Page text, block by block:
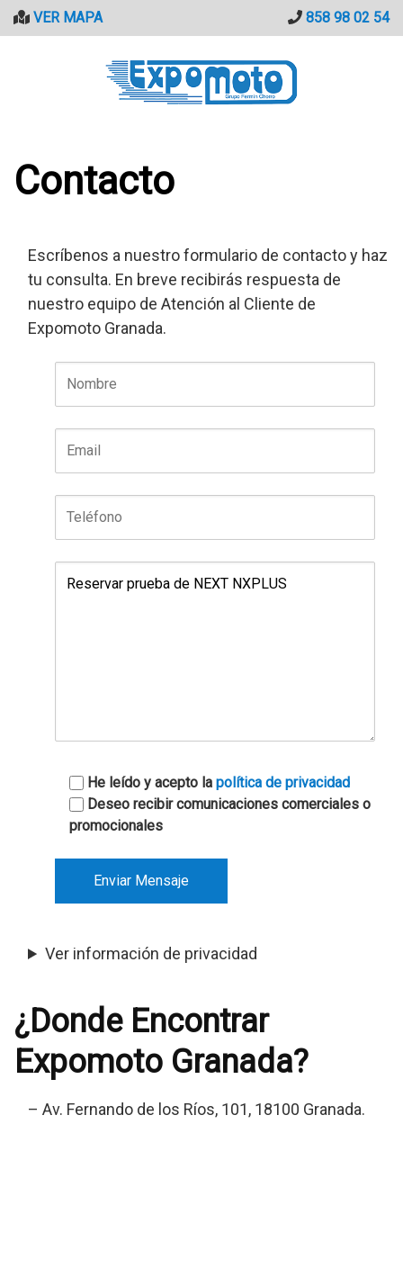
SaltarVER MAPA 858 98 02 54
Contacto
Escríbenos a nuestro formulario de contacto y haz
tu consulta. En breve recibirás respuesta de
nuestro equipo de Atención al Cliente de
Expomoto Granada.
He leído y acepto la política de privacidad
Deseo recibir comunicaciones comerciales o
promocionales
Ver información de privacidad
¿Donde Encontrar
Expomoto Granada?
– Av. Fernando de los Ríos, 101, 18100 Granada.